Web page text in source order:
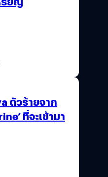
ตัวร้ายจาก
ที่จะเข้ามา